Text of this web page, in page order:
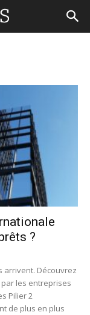
?
arrivent. Découvrez
les entreprises
Pilier 2
de plus en plus